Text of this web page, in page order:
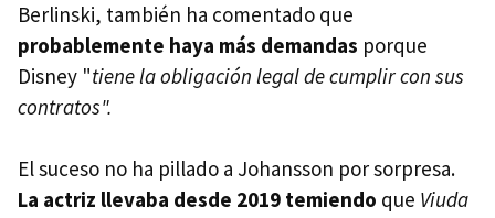
Berlinski, también ha comentado que
probablemente haya más demandas porque
Disney "tiene la obligación legal de cumplir con sus
contratos".
El suceso no ha pillado a Johansson por sorpresa.
La actriz llevaba desde 2019 temiendo que Viuda